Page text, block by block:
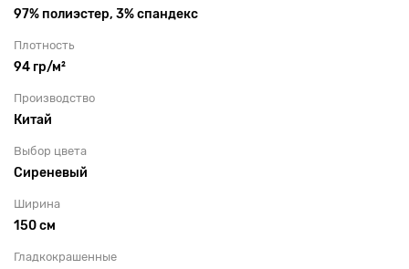
97% полиэстер, 3% спандекс
Плотность
94 гр/м²
Производство
Китай
Выбор цвета
Сиреневый
Ширина
150 см
Гладкокрашенные